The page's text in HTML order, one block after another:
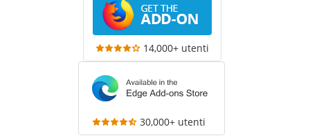
14,000+ utenti
30,000+ utenti